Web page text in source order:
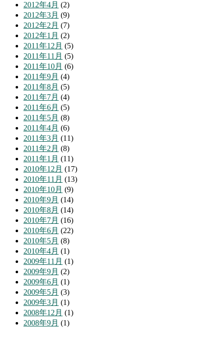
2012年4月 (2)
2012年3月 (9)
2012年2月 (7)
2012年1月 (2)
2011年12月 (5)
2011年11月 (5)
2011年10月 (6)
2011年9月 (4)
2011年8月 (5)
2011年7月 (4)
2011年6月 (5)
2011年5月 (8)
2011年4月 (6)
2011年3月 (11)
2011年2月 (8)
2011年1月 (11)
2010年12月 (17)
2010年11月 (13)
2010年10月 (9)
2010年9月 (14)
2010年8月 (14)
2010年7月 (16)
2010年6月 (22)
2010年5月 (8)
2010年4月 (1)
2009年11月 (1)
2009年9月 (2)
2009年6月 (1)
2009年5月 (3)
2009年3月 (1)
2008年12月 (1)
2008年9月 (1)